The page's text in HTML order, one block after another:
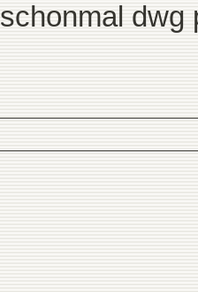
schonmal dwg